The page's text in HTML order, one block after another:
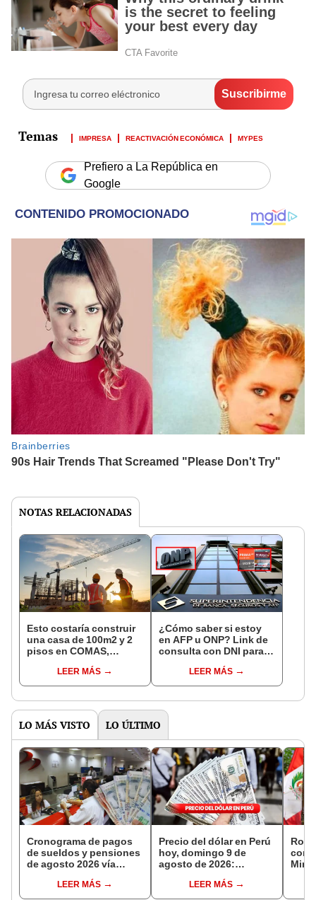
IMPRESA REACTIVACIÓN ECONÓMICA MYPES
Prefiero a La República en
Google
NOTAS RELACIONADAS
Esto costaría construir
una casa de 100m2 y 2
pisos en COMAS,
distritos de LIMA
NORTE
LEER MÁS
¿Cómo saber si estoy
en AFP u ONP? Link de
consulta con DNI para
pensiones estás
LEER MÁS
LO MÁS VISTO LO ÚLTIMO
Cronograma de pagos
de sueldos y pensiones
de agosto 2026 vía
conoce las fechas de
LEER MÁS
Precio del dólar en Perú
hoy, domingo 9 de
agosto de 2026:
cambio en bancos,
LEER MÁS